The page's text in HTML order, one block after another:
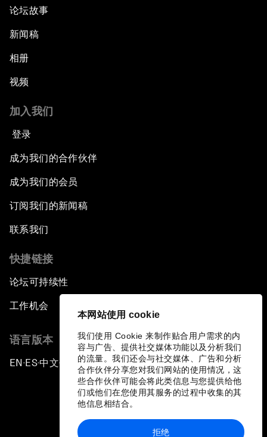
本网站使用 cookie
我们使用 Cookie 来制作贴合用户需求的内
容与广告、提供社交媒体功能以及分析我们
的流量。我们还会与社交媒体、广告和分析
合作伙伴分享您对我们网站的使用情况，这
些合作伙伴可能会将此类信息与您提供给他
们或他们在您使用其服务的过程中收集的其
他信息相结合。
拒绝
论坛故事
新闻稿
相册
视频
加入我们
登录
成为我们的合作伙伴
成为我们的会员
订阅我们的新闻稿
联系我们
快捷链接
论坛可持续性
工作机会
语言版本
EN ▪ES▪中文▪ 日本語